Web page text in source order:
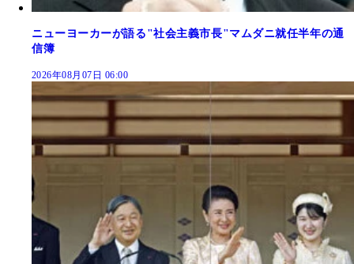
ニューヨーカーが語る"社会主義市長"マムダニ就任半年の通
信簿
2026年08月07日 06:00